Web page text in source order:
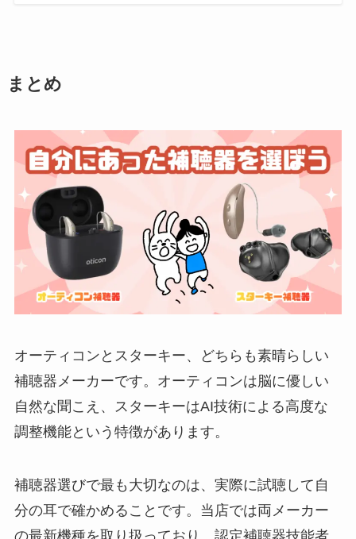
まとめ
オーティコンとスターキー、どちらも素晴らしい
補聴器メーカーです。オーティコンは脳に優しい
自然な聞こえ、スターキーはAI技術による高度な
調整機能という特徴があります。
補聴器選びで最も大切なのは、実際に試聴して自
分の耳で確かめることです。当店では両メーカー